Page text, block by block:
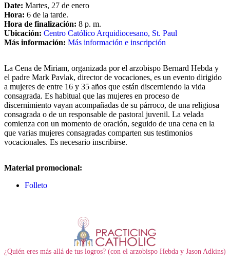
Date: Martes, 27 de enero
Hora: 6 de la tarde.
Hora de finalización: 8 p. m.
Ubicación: Centro Católico Arquidiocesano, St. Paul
Más información: Más información e inscripción
La Cena de Miriam, organizada por el arzobispo Bernard Hebda y
el padre Mark Pavlak, director de vocaciones, es un evento dirigido
a mujeres de entre 16 y 35 años que están discerniendo la vida
consagrada. Es habitual que las mujeres en proceso de
discernimiento vayan acompañadas de su párroco, de una religiosa
consagrada o de un responsable de pastoral juvenil. La velada
comienza con un momento de oración, seguido de una cena en la
que varias mujeres consagradas comparten sus testimonios
vocacionales. Es necesario inscribirse.
Material promocional:
Folleto
¿Quién eres más allá de tus logros? (con el arzobispo Hebda y Jason Adkins)